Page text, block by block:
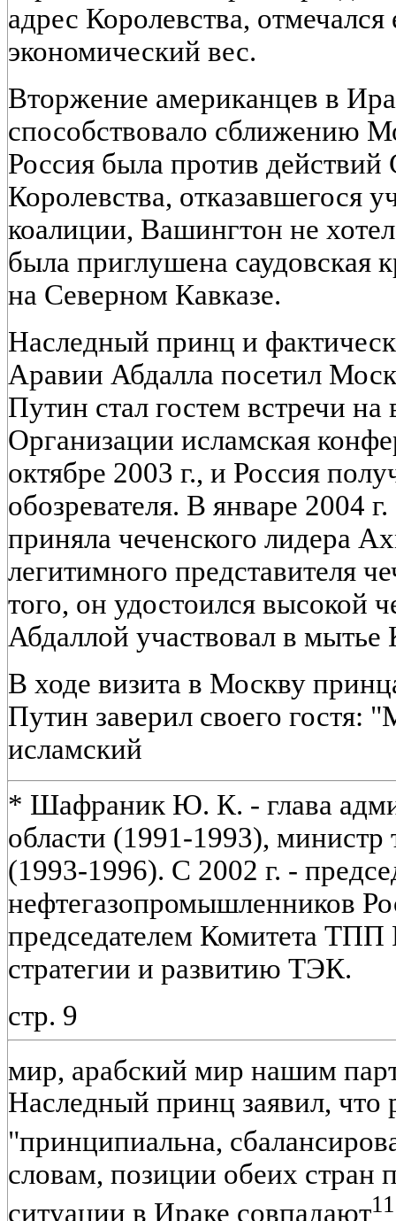
адрес Королевства,
экономический вес.
Вторжение американцев в
способствовало сближению
Россия была против
Королевства, отказавшегося
коалиции, Вашингтон не
была приглушена саудовская
на Северном Кавказе.
Наследный принц и
Аравии Абдалла посетил
Путин стал гостем встречи
Организации исламская
октябре 2003 г., и Россия
обозревателя. В январе 2004
приняла чеченского лидера
легитимного представителя
того, он удостоился высокой
Абдаллой участвовал в мытье
В ходе визита в Москву
Путин заверил своего гостя:
исламский
* Шафраник Ю. К. - глава
области (1991-1993), министр
(1993-1996). С 2002 г. -
нефтегазопромышленников
председателем Комитета ТПП
стратегии и развитию ТЭК.
стр. 9
мир, арабский мир нашим
Наследный принц заявил, что
"принципиальна,
словам, позиции обеих
ситуации в Ираке совпадают11